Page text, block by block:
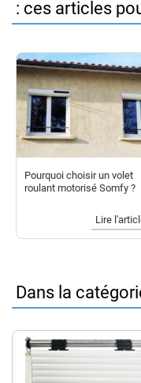
: ces articles
Pourquoi choisir un volet
roulant motorisé Somfy ?
Lire
Dans la